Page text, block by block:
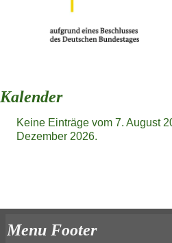
Kalender
Keine Einträge vom 7. August
Dezember 2026.
Menu Footer